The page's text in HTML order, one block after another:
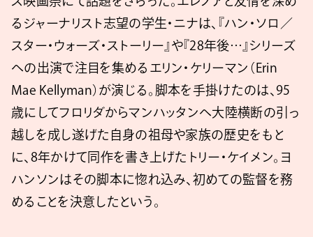
るジャーナリスト志望の学生・ニナは、『ハン・ソロ／
スター・ウォーズ・ストーリー』や『28年後…』シリーズ
への出演で注目を集めるエリン・ケリーマン（Erin
Mae Kellyman）が演じる。脚本を手掛けたのは、95
歳にしてフロリダからマンハッタンへ⼤陸横断の引っ
越しを成し遂げた自身の祖母や家族の歴史をもと
に、8年かけて同作を書き上げたトリー・ケイメン。ヨ
ハンソンはその脚本に惚れ込み、初めての監督を務
めることを決意したという。